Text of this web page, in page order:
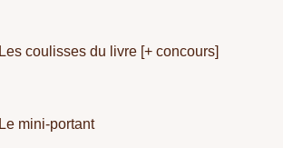
Les coulisses du livre [+ concours]
Le mini-portant